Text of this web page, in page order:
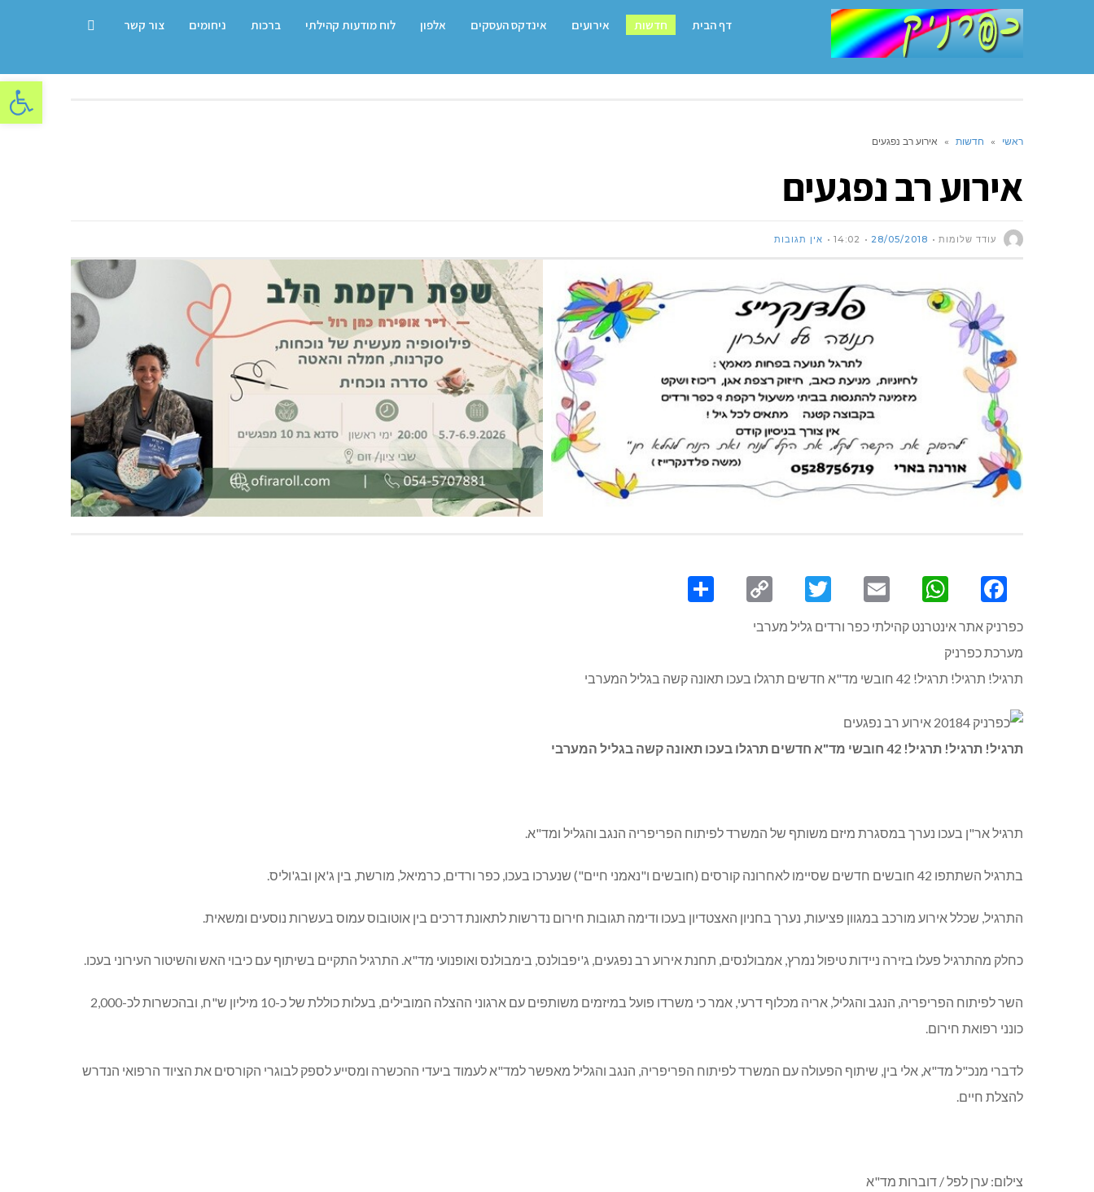
פתח
דף הבית חדשות אירועים אינדקס העסקים אלפון לוח מודעות קהילתי ברכות ניחומים צור קשר
ראשי » חדשות » אירוע רב נפגעים
אירוע רב נפגעים
עודד שלומות 28/05/2018
14:02 אין תגובות
Facebook
WhatsApp
Email
Twitter
Copy
כפרניק אתר אינטרנט קהילתי כפר ורדים גליל מערבי
מערכת כפרניק
תרגיל! תרגיל! תרגיל! 42 חובשי מד"א חדשים תרגלו בעכו תאונה קשה בגליל המערבי
תרגיל! תרגיל! תרגיל! 42 חובשי מד"א חדשים תרגלו בעכו תאונה קשה בגליל המערבי
תרגיל אר"ן בעכו נערך במסגרת מיזם משותף של המשרד לפיתוח הפריפריה הנגב והגליל ומד"א.
בתרגיל השתתפו 42 חובשים חדשים שסיימו לאחרונה קורסים (חובשים ו"נאמני חיים") שנערכו בעכו, כפר ורדים, כרמיאל, מורשת, בין ג'אן ובג'וליס.
התרגיל, שכלל אירוע מורכב במגוון פציעות, נערך בחניון האצטדיון בעכו ודימה תגובות חירום נדרשות לתאונת דרכים בין אוטובוס עמוס בעשרות נוסעים ומשאית.
כחלק מהתרגיל פעלו בזירה ניידות טיפול נמרץ, אמבולנסים, תחנת אירוע רב נפגעים, ג'יפבולנס, בימבולנס ואופנועי מד"א. התרגיל התקיים בשיתוף עם כיבוי האש והשיטור העירוני בעכו.
השר לפיתוח הפריפריה, הנגב והגליל, אריה מכלוף דרעי, אמר כי משרדו פועל במיזמים משותפים עם ארגוני ההצלה המובילים, בעלות כוללת של כ-10 מיליון ש"ח, ובהכשרות לכ-2,000
כונני רפואת חירום.
לדברי מנכ"ל מד"א, אלי בין, שיתוף הפעולה עם המשרד לפיתוח הפריפריה, הנגב והגליל מאפשר למד"א לעמוד ביעדי ההכשרה ומסייע לספק לבוגרי הקורסים את הציוד הרפואי הנדרש
להצלת חיים.
צילום: ערן לפל / דוברות מד"א